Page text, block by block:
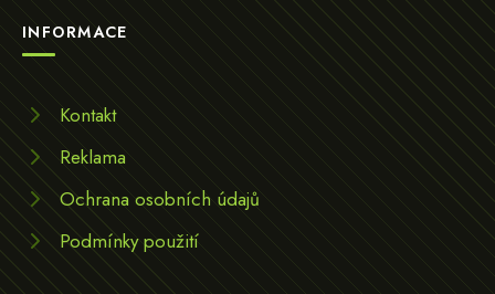
INFORMACE
Kontakt
Reklama
Ochrana osobních údajů
Podmínky použití